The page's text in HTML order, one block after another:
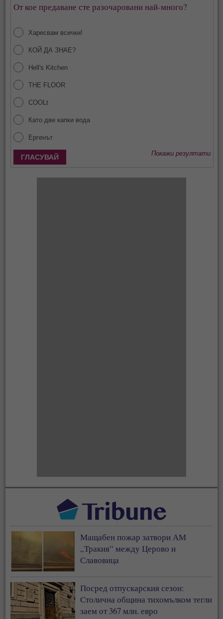
От кое предаване сте разочаровани най-много?
Харесвам всички!
КОЙ ДА ЗНАЕ?
Hell's Kitchen
THE FLOOR
COOLt
Като две капки вода
Ергенът
Покажи резултати
Мащабен пожар затвори АМ
„Тракия“ между Церово и
Славовица
Посред отпускарския сезон:
Столична община тихомълком тегли
заем от 367 млн. евро